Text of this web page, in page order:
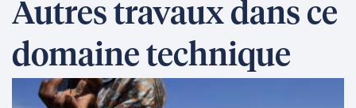
Autres travaux dans ce
domaine technique